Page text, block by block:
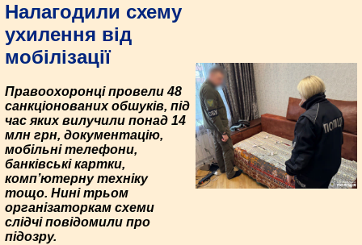
Налагодили схему
ухилення від
мобілізації
Правоохоронці провели 48
санкціонованих обшуків, під
час яких вилучили понад 14
млн грн, документацію,
мобільні телефони,
банківські картки,
комп’ютерну техніку
тощо. Нині трьом
організаторкам схеми
слідчі повідомили про
підозру.